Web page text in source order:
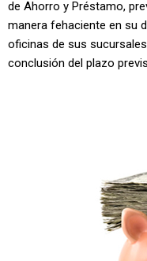
de Ahorro y Préstamo,
manera fehaciente en su
oficinas de sus
conclusión del plazo